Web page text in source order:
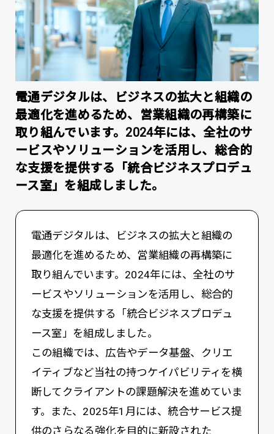
電通デジタルは、ビジネスの拡大と組織の
最適化を進めるため、営業組織の再構築に
取り組んでいます。2024年には、全社のサ
ービスやソリューションを活用し、総合的
な支援を提供する「統合ビジネスプロデュ
ース室」を組成しました。
電通デジタルは、ビジネスの拡大と組織の
最適化を進めるため、営業組織の再構築に
取り組んでいます。2024年には、全社のサ
ービスやソリューションを活用し、総合的
な支援を提供する「統合ビジネスプロデュ
ース室」を組成しました。
この組織では、広告やデータ基盤、クリエ
イティブなど当社の持つケイパビリティを横
断してクライアントの課題解決を進めていま
す。また、2025年1月には、統合サービス提
供のさらなる強化を目的に新設された